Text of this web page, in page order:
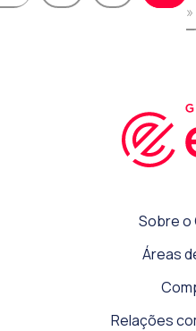
»
Sobre o
Áreas
Relações